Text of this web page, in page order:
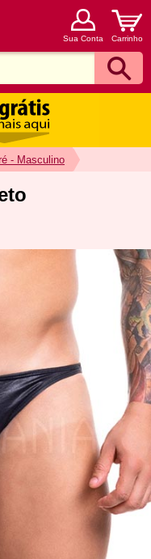
Sua Conta Carrinho
- Masculino